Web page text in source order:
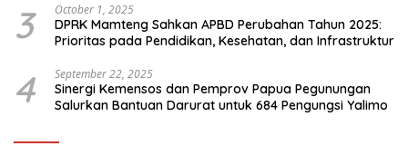
3 October 1, 2025
DPRK Mamteng Sahkan APBD Perubahan Tahun 2025:
Prioritas pada Pendidikan, Kesehatan, dan Infrastruktur
4 September 22, 2025
Sinergi Kemensos dan Pemprov Papua Pegunungan
Salurkan Bantuan Darurat untuk 684 Pengungsi Yalimo